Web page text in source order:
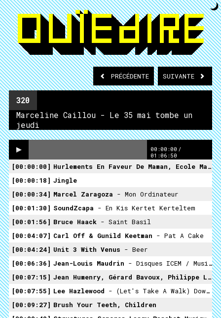
PRÉCÉDENTE SUIVANTE
320
Marceline Caillou - Le 35 mai tombe un
jeudi
00:00:00 /
01:06:50
00:00:00
Hurlements En Faveur De Maman, Ecole Maternelle Victor Hugo, Saint-Ouen, 6 Septembre 2019
00:00:18
Jingle
00:00:34
Marcel Zaragoza - Mon Ordinateur
00:01:30
SoundZcapa - En Kis Kertet Kerteltem
00:01:56
Bruce Haack - Saint Basil
00:04:07
Carl Off & Gunild Keetman - Pat A Cake
00:04:24
Unit 3 With Venus - Beer
00:06:36
Jean-Louis Maudrin - Disques ICEM / Musiques Concrètes - Voix + Tube À Musique
00:07:15
Jean Humenry, Gérard Bavoux, Philippe Lecante, Claude Anthonioz
00:07:55
Lee Hazlewood - (Let's Take A Walk) Down Valhallavägen
00:09:27
Brush Your Teeth, Children